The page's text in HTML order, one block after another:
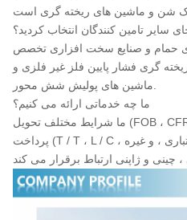
سایر تامین کنندگان انتخاب کردید؟
حمام و صنایع سخت افزاری تخصص
گری فشار پایین فلز غیر فلزی و
ما چه خدماتی ارائه می کنیم؟
ما شرایط مختلف تحویل (FOB ، CFR ، CIF ، و غیره) و روش های
پرداخت (T / T ، L / C ، کارت اعتباری ، و غیره) را پذیرفته ایم. تیم ما به